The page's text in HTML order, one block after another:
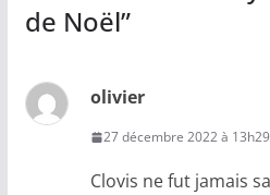
de Noël”
olivier
27 décembre 2022 à 13h29
Clovis ne fut jamais